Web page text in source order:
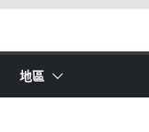
地區